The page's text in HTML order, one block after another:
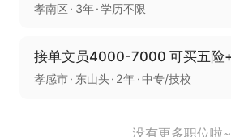
孝南区 3年 学历不限
孝感市 东山头 2年 中专/技校
没有更多职位啦~